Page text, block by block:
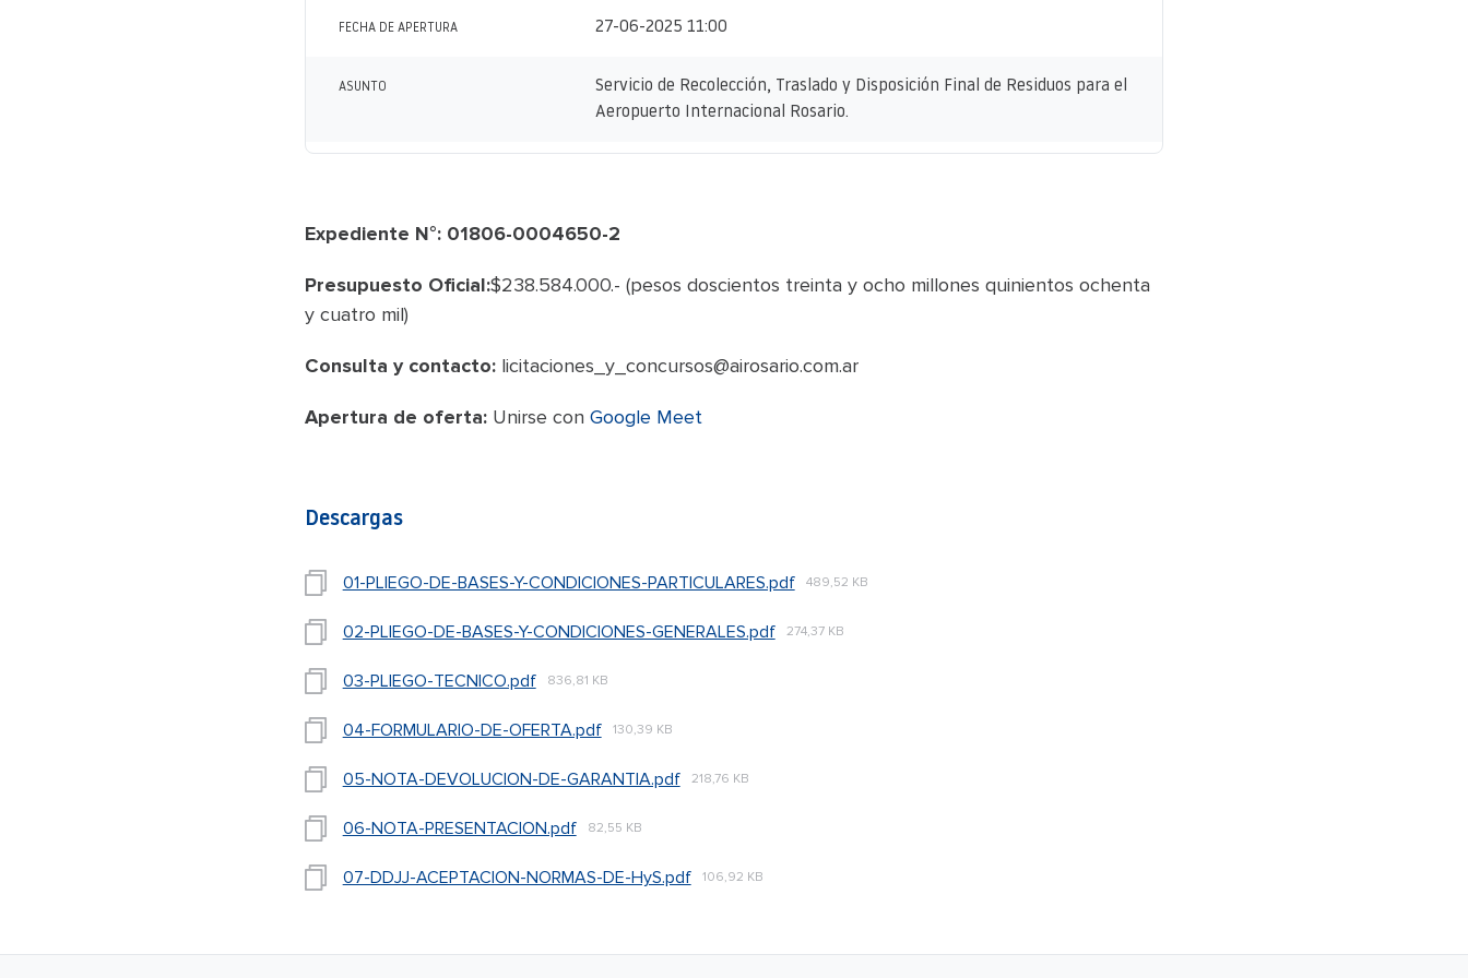
FECHA DE APERTURA 27-06-2025 11:00
ASUNTO
Servicio de Recolección, Traslado y Disposición Final de Residuos para el
Aeropuerto Internacional Rosario.
Expediente N°: 01806-0004650-2
Presupuesto Oficial:$238.584.000.- (pesos doscientos treinta y ocho millones quinientos ochenta
y cuatro mil)
Consulta y contacto:licitaciones_y_concursos@airosario.com.ar
Apertura de oferta:Unirse con Google Meet
Descargas
01-PLIEGO-DE-BASES-Y-CONDICIONES-PARTICULARES.pdf 489,52 KB
02-PLIEGO-DE-BASES-Y-CONDICIONES-GENERALES.pdf 274,37 KB
03-PLIEGO-TECNICO.pdf 836,81 KB
04-FORMULARIO-DE-OFERTA.pdf 130,39 KB
05-NOTA-DEVOLUCION-DE-GARANTIA.pdf 218,76 KB
06-NOTA-PRESENTACION.pdf 82,55 KB
07-DDJJ-ACEPTACION-NORMAS-DE-HyS.pdf 106,92 KB